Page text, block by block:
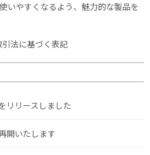
いやすくなるよう、魅力的な製品を
法に基づく表記
リリースしました
開いたします